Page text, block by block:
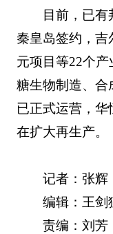
目前，已
秦皇岛签约，吉
元项目等22个
糖生物制造、合
已正式运营，华
在扩大再生产。
记者：张辉
编辑：王剑
责编：刘芳